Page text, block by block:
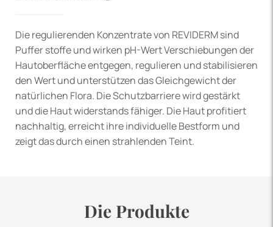
Die regulierenden Konzentrate von REVIDERM sind
Puffer stoffe und wirken pH-Wert Verschiebungen der
Hautoberfläche entgegen, regulieren und stabilisieren
den Wert und unterstützen das Gleichgewicht der
natürlichen Flora. Die Schutzbarriere wird gestärkt
und die Haut widerstands fähiger. Die Haut profitiert
nachhaltig, erreicht ihre individuelle Bestform und
zeigt das durch einen strahlenden Teint.
Die Produkte